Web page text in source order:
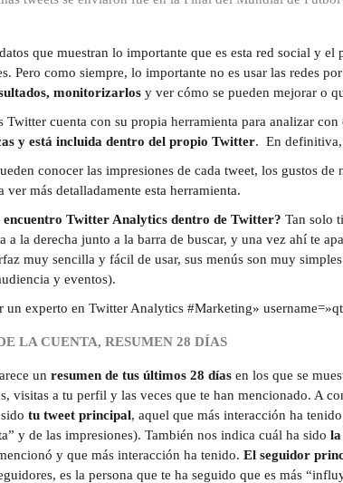
que muestran lo importante que es esta red social y el
Pero como siempre, lo importante no es usar las redes
monitorizarlos y ver cómo se pueden mejorar o
Twitter cuenta con su propia herramienta para analizar
y está incluida dentro del propio Twitter. En
conocer las impresiones de cada tweet, los gustos de
más detalladamente esta herramienta.
encuentro Twitter Analytics dentro de Twitter? Tan solo
a la derecha junto a la barra de buscar, y una vez ahí te
muy sencilla y fácil de usar, sus menús son muy
y eventos).
un experto en Twitter Analytics #Marketing»
LA CUENTA, RESUMEN 28 DÍAS
un resumen de tus últimos 28 días en los que se
visitas a tu perfil y las veces que te han mencionado. A
tu tweet principal, aquel que más interacción ha
y de las impresiones). También nos indica cuál ha sido
y que más interacción ha tenido. El seguidor
es la persona que te ha seguido que es más